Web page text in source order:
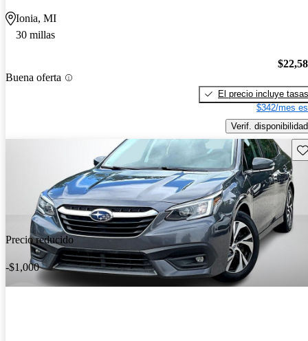
Ionia, MI
30 millas
Buena oferta
El precio incluye tasas
$342/mes
Verif. disponibilidad
Precio reducido
-$1,000